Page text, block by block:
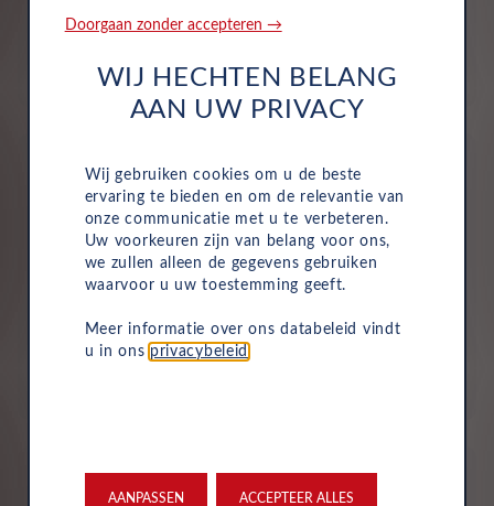
maandelijkse kosten van uw zakelijke autolease.
uw bedrijf te beheren.
Verzekering
Uw Leasys bedrijfswagen leasen is standaard voorzien
van verzekering. De maandelijkse kosten omvatten een
inzittendenschadeverzekering, een WA-verzekering en
Doorgaan zonder accepteren →
WIJ HECHTEN BELANG
AAN UW PRIVACY
Wij gebruiken cookies om u de beste
ervaring te bieden en om de relevantie van
onze communicatie met u te verbeteren.
Uw voorkeuren zijn van belang voor ons,
we zullen alleen de gegevens gebruiken
waarvoor u uw toestemming geeft.
Meer informatie over ons databeleid vindt
u in ons privacybeleid
AANPASSEN ACCEPTEER ALLES